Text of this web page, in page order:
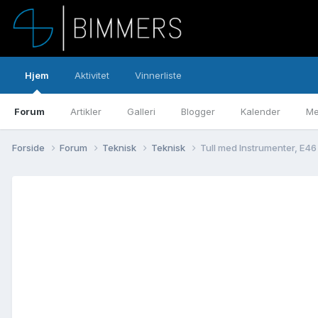
Hjem
Forum Artikler Galleri Blogger Kalender
Aktivitet Vinnerliste
Forside Forum Teknisk Teknisk Tull med Instrumenter,